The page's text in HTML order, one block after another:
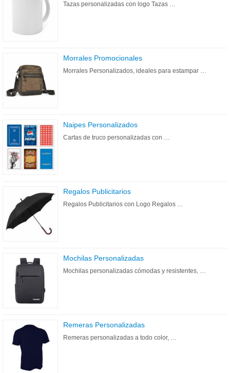
Tazas personalizadas con logo Tazas …
Morrales Promocionales
Morrales Personalizados, ideales para estampar …
Naipes Personalizados
Cartas de truco personalizadas con …
Regalos Publicitarios
Regalos Publicitarios con Logo Regalos …
Mochilas Personalizadas
Mochilas personalizadas cómodas y resistentes, …
Remeras Personalizadas
Remeras personalizadas a todo color, …